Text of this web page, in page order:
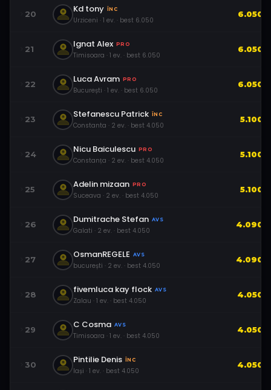
20 Kd tony ÎNC
Urziceni · 1 ev. · best 6.050
6.050
21 Ignat Alex PRO
Timisoara · 1 ev. · best 6.050
6.050
22 Luca Avram PRO
București · 1 ev. · best 6.050
6.050
23 Stefanescu Patrick ÎNC
Constanta · 2 ev. · best 4.050
5.100
24 Nicu Baiculescu PRO
Constanța · 2 ev. · best 4.050
5.100
25 Adelin mizaan PRO
Suceava · 2 ev. · best 4.050
5.100
26 Dumitrache Stefan AVS
Galati · 2 ev. · best 4.050
4.090
27 OsmanREGELE AVS
bucurești · 2 ev. · best 4.050
4.090
28 fivemluca kay flock AVS
Zalau · 1 ev. · best 4.050
4.050
29 C Cosma AVS
Timisoara · 1 ev. · best 4.050
4.050
30 Pintilie Denis ÎNC
Iași · 1 ev. · best 4.050
4.050